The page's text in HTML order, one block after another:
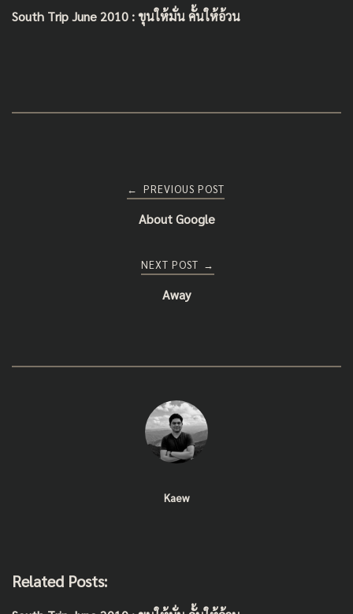
b er l e
South Trip June 2010 : ขุนให้มั่น คั้นให้อ้วน
← PREVIOUS POST
About Google
NEXT POST →
Away
Kaew
Related Posts: